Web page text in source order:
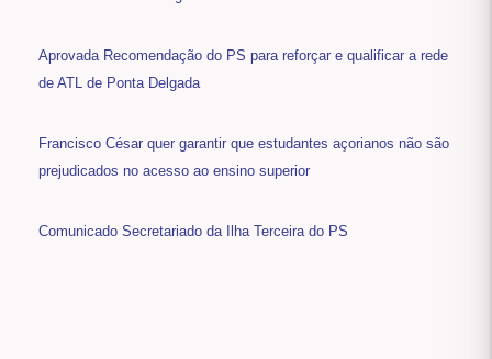
Aprovada Recomendação do PS para reforçar e qualificar a rede
de ATL de Ponta Delgada
Francisco César quer garantir que estudantes açorianos não são
prejudicados no acesso ao ensino superior
Comunicado Secretariado da Ilha Terceira do PS